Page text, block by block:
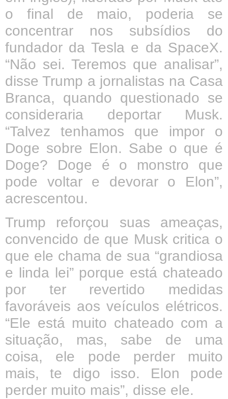
o final de maio, poderia se
concentrar nos subsídios do
fundador da Tesla e da SpaceX.
“Não sei. Teremos que analisar”,
disse Trump a jornalistas na Casa
Branca, quando questionado se
consideraria deportar Musk.
“Talvez tenhamos que impor o
Doge sobre Elon. Sabe o que é
Doge? Doge é o monstro que
pode voltar e devorar o Elon”,
acrescentou.
Trump reforçou suas ameaças,
convencido de que Musk critica o
que ele chama de sua “grandiosa
e linda lei” porque está chateado
por ter revertido medidas
favoráveis aos veículos elétricos.
“Ele está muito chateado com a
situação, mas, sabe de uma
coisa, ele pode perder muito
mais, te digo isso. Elon pode
perder muito mais”, disse ele.